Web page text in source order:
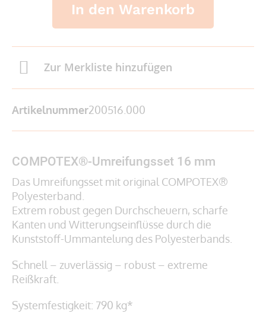
In den Warenkorb
Zur Merkliste hinzufügen
Artikelnummer200516.000
COMPOTEX®-Umreifungsset 16 mm
Das Umreifungsset mit original COMPOTEX®
Polyesterband.
Extrem robust gegen Durchscheuern, scharfe
Kanten und Witterungseinflüsse durch die
Kunststoff-Ummantelung des Polyesterbands.
Schnell – zuverlässig – robust – extreme
Reißkraft.
Systemfestigkeit: 790 kg*